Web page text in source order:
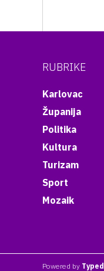
RUBRIKE
Karlovac
Županija
Politika
Kultura
Turizam
Sport
Mozaik
Powered by Typed